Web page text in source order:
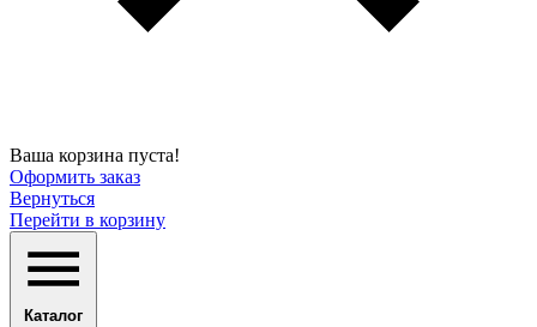
Ваша корзина пуста!
Оформить заказ
Вернуться
Перейти в корзину
Каталог